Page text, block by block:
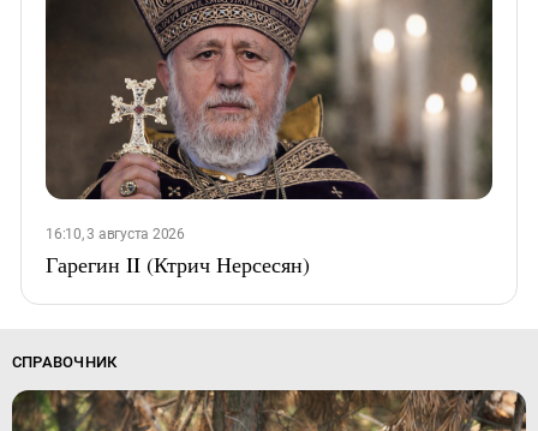
16:10, 3 августа 2026
Гарегин II (Ктрич Нерсесян)
СПРАВОЧНИК